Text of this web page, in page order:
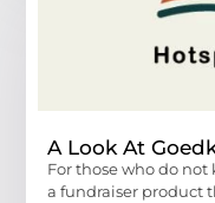
A Look At
For those who do
a fundraiser product